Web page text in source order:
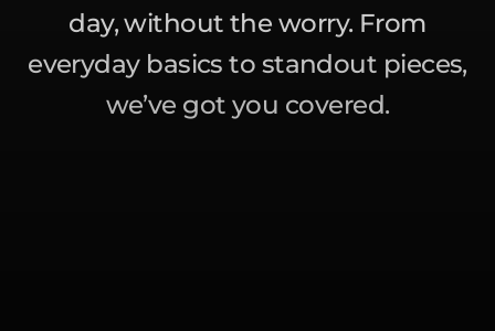
day, without the worry. From
everyday basics to standout pieces,
we’ve got you covered.